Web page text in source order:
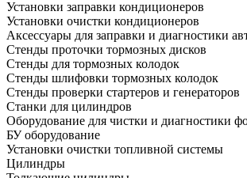
Установки заправки кондиционеров
Установки очистки кондиционеров
Аксессуары для заправки и диагностики
Стенды проточки тормозных дисков
Стенды для тормозных колодок
Стенды шлифовки тормозных колодок
Стенды проверки стартеров и генераторов
Станки для цилиндров
Оборудование для чистки и диагностики
БУ оборудование
Установки очистки топливной системы
Цилиндры